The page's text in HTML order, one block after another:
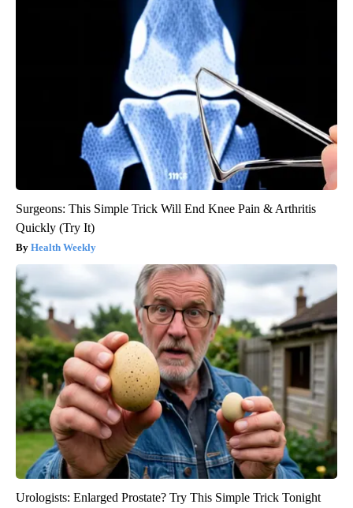
Surgeons: This Simple Trick Will End Knee Pain & Arthritis
Quickly (Try It)
Health Weekly
Urologists: Enlarged Prostate? Try This Simple Trick Tonight